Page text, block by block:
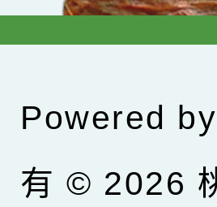
Powered by
有 © 2026